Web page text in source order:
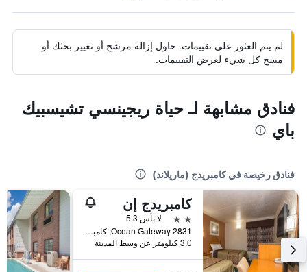
لم يتم العثور على تقييمات. حاول إزالة مرشح أو تغيير بحثك أو
مسح كل شيء لعرض التقييمات.
فنادق مشابهة لـ حياة ريجينسي تشيسبيك
باي
فنادق رخيصة في كامبريدج (ماريلاند)
كامبريدج إن
2 نجمتين
لا بأس 5.3
2831 Ocean Gateway, كامبريدج (ماريلاند), MD, الولايات المتحدة الأميريكية
3.0 كيلومتر عن وسط المدينة